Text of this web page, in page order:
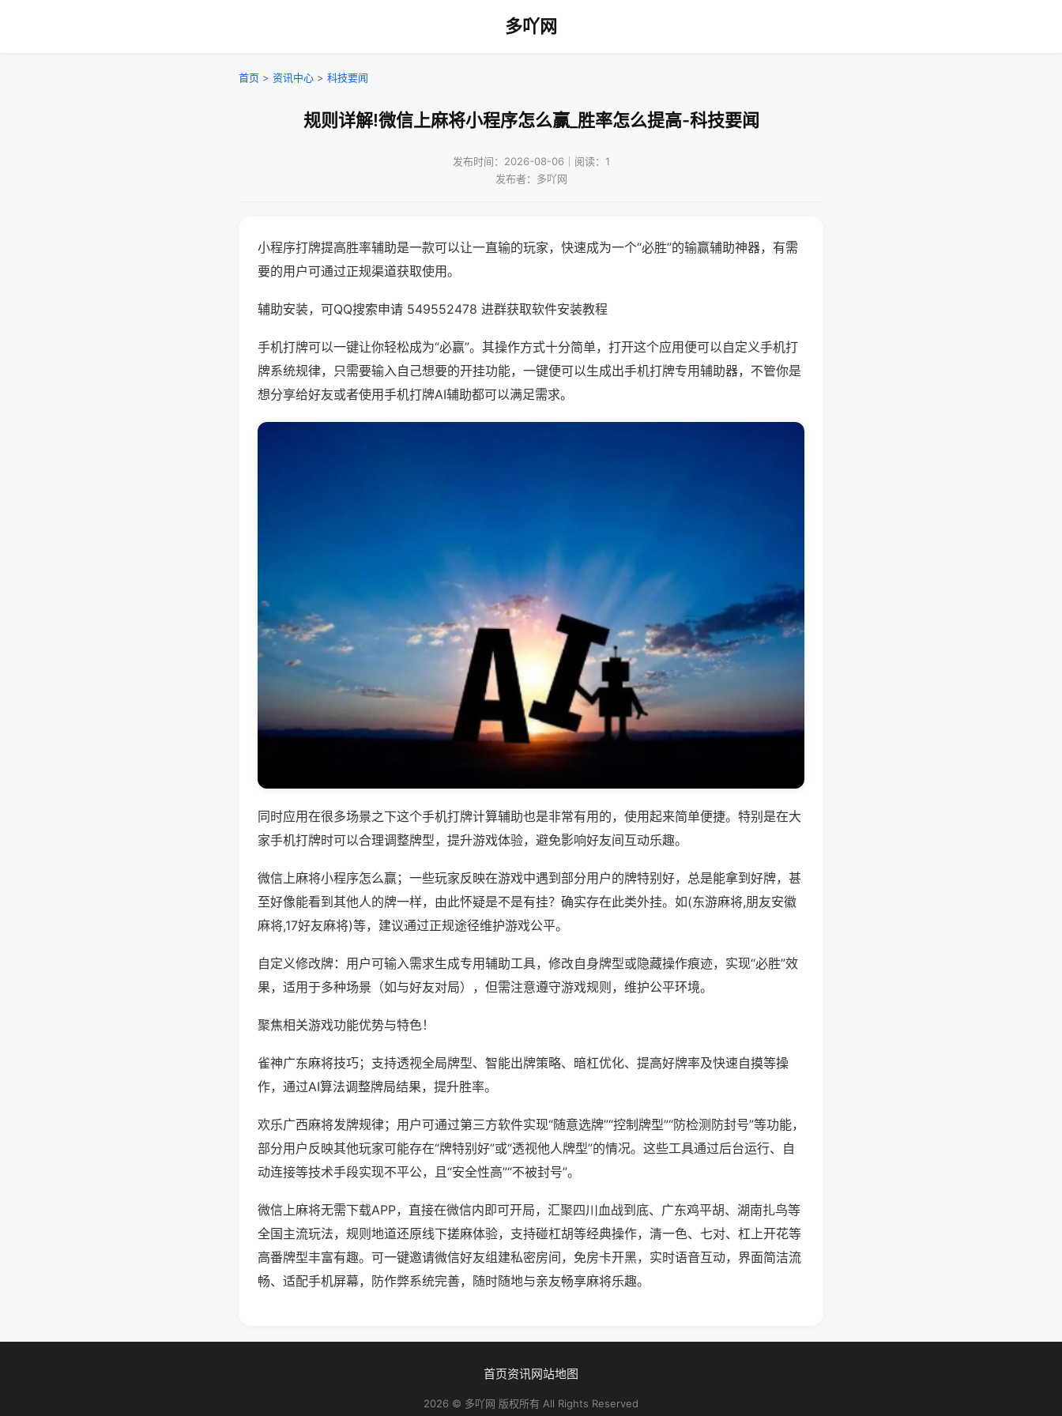
多吖网
首页 > 资讯中心 > 科技要闻
规则详解!微信上麻将小程序怎么赢_胜率怎么提高-科技要闻
发布时间：2026-08-06｜阅读：1
发布者：多吖网
小程序打牌提高胜率辅助是一款可以让一直输的玩家，快速成为一个“必胜”的输赢辅助神器，有需
要的用户可通过正规渠道获取使用。
辅助安装，可QQ搜索申请 549552478 进群获取软件安装教程
手机打牌可以一键让你轻松成为“必赢”。其操作方式十分简单，打开这个应用便可以自定义手机打
牌系统规律，只需要输入自己想要的开挂功能，一键便可以生成出手机打牌专用辅助器，不管你是
想分享给好友或者使用手机打牌AI辅助都可以满足需求。
同时应用在很多场景之下这个手机打牌计算辅助也是非常有用的，使用起来简单便捷。特别是在大
家手机打牌时可以合理调整牌型，提升游戏体验，避免影响好友间互动乐趣。
微信上麻将小程序怎么赢；一些玩家反映在游戏中遇到部分用户的牌特别好，总是能拿到好牌，甚
至好像能看到其他人的牌一样，由此怀疑是不是有挂？确实存在此类外挂。如(东游麻将,朋友安徽
麻将,17好友麻将)等，建议通过正规途径维护游戏公平。
自定义修改牌：用户可输入需求生成专用辅助工具，修改自身牌型或隐藏操作痕迹，实现“必胜”效
果，适用于多种场景（如与好友对局），但需注意遵守游戏规则，维护公平环境。
聚焦相关游戏功能优势与特色！
雀神广东麻将技巧；支持透视全局牌型、智能出牌策略、暗杠优化、提高好牌率及快速自摸等操
作，通过AI算法调整牌局结果，提升胜率。
欢乐广西麻将发牌规律；用户可通过第三方软件实现“随意选牌”“控制牌型”“防检测防封号”等功能，
部分用户反映其他玩家可能存在“牌特别好”或“透视他人牌型”的情况。这些工具通过后台运行、自
动连接等技术手段实现不平公，且“安全性高”“不被封号”。
微信上麻将无需下载APP，直接在微信内即可开局，汇聚四川血战到底、广东鸡平胡、湖南扎鸟等
全国主流玩法，规则地道还原线下搓麻体验，支持碰杠胡等经典操作，清一色、七对、杠上开花等
高番牌型丰富有趣。可一键邀请微信好友组建私密房间，免房卡开黑，实时语音互动，界面简洁流
畅、适配手机屏幕，防作弊系统完善，随时随地与亲友畅享麻将乐趣。
首页资讯网站地图
2026 © 多吖网 版权所有 All Rights Reserved